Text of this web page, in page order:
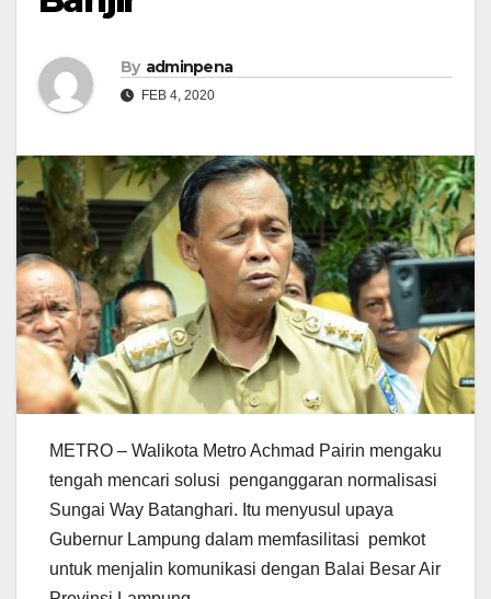
By adminpena
FEB 4, 2020
METRO – Walikota Metro Achmad Pairin mengaku
tengah mencari solusi penganggaran normalisasi
Sungai Way Batanghari. Itu menyusul upaya
Gubernur Lampung dalam memfasilitasi pemkot
untuk menjalin komunikasi dengan Balai Besar Air